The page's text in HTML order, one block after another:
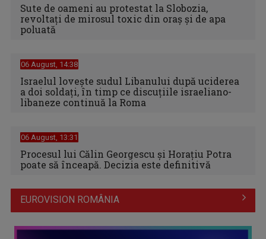
Sute de oameni au protestat la Slobozia,
revoltați de mirosul toxic din oraș și de apa
poluată
06 August, 14:38
Israelul loveşte sudul Libanului după uciderea
a doi soldaţi, în timp ce discuţiile israeliano-
libaneze continuă la Roma
06 August, 13:31
Procesul lui Călin Georgescu și Horațiu Potra
poate să înceapă. Decizia este definitivă
EUROVISION ROMÂNIA